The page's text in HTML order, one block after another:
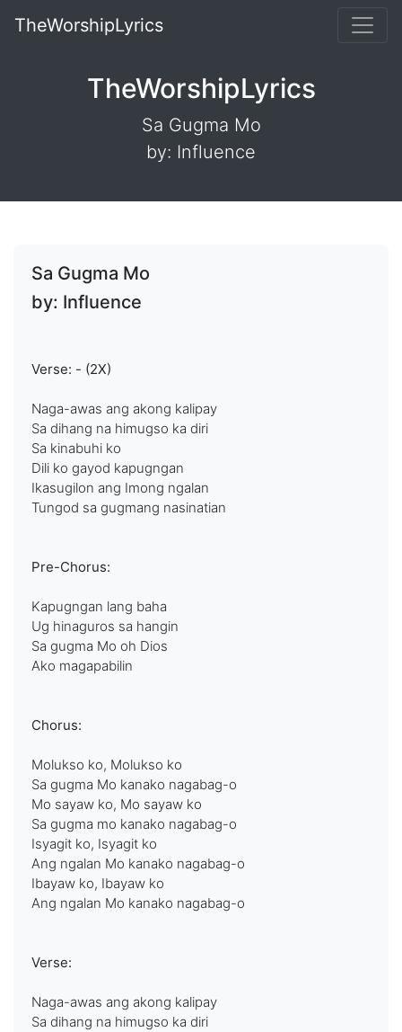
TheWorshipLyrics
TheWorshipLyrics
Sa Gugma Mo
by: Influence
Sa Gugma Mo
by: Influence
Verse: - (2X)
Naga-awas ang akong kalipay
Sa dihang na himugso ka diri
Sa kinabuhi ko
Dili ko gayod kapugngan
Ikasugilon ang Imong ngalan
Tungod sa gugmang nasinatian
Pre-Chorus:
Kapugngan lang baha
Ug hinaguros sa hangin
Sa gugma Mo oh Dios
Ako magapabilin
Chorus:
Molukso ko, Molukso ko
Sa gugma Mo kanako nagabag-o
Mo sayaw ko, Mo sayaw ko
Sa gugma mo kanako nagabag-o
Isyagit ko, Isyagit ko
Ang ngalan Mo kanako nagabag-o
Ibayaw ko, Ibayaw ko
Ang ngalan Mo kanako nagabag-o
Verse:
Naga-awas ang akong kalipay
Sa dihang na himugso ka diri